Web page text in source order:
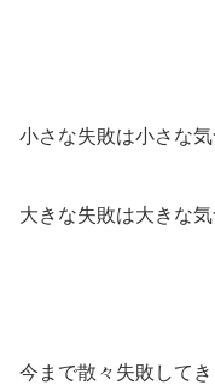
小さな失敗は小さな気
大きな失敗は大きな
今まで散々失敗して